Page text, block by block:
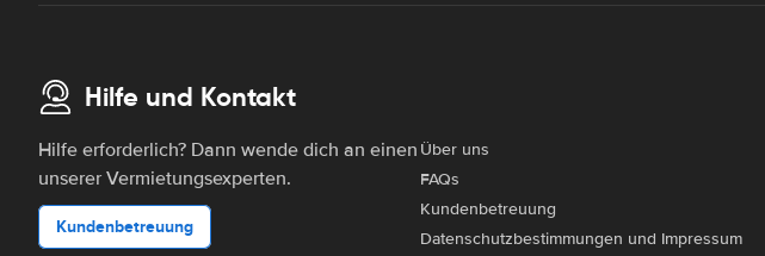
Hilfe und Kontakt
Hilfe erforderlich? Dann wende dich an einen
unserer Vermietungsexperten.
Kundenbetreuung
Über uns
FAQs
Kundenbetreuung
Datenschutzbestimmungen und Impressum